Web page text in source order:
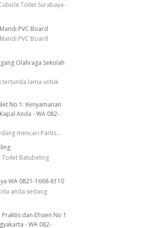
Toilet Surabaya -
PVC Board
PVC Board
Olahraga Sekolah
tertunda lama untuk
No 1: Kenyamanan
Anda - WA 082-
mencari Partis...
Toilet Batubeling
WA 0821-1668-8110
anda sedang
dan Efisien No 1
- WA 082-